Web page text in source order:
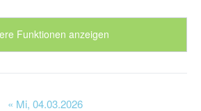
Funktionen anzeigen
« Mi, 04.03.2026